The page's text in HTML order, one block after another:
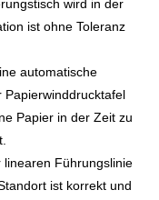
wird in der
ist ohne Toleranz
automatische
Papierwinddrucktafel
Papier in der Zeit zu
Führungslinie
ist korrekt und